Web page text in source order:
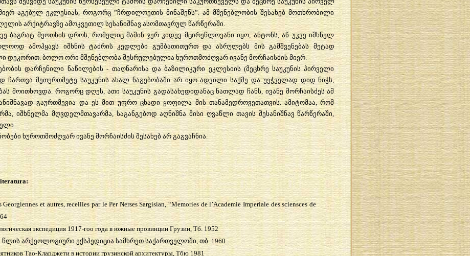
მიერ აგებულ ეკლესიას, როგორც ”ჩრდილოეთის მინაშენს”. ამ მშენებლობის შესახებ მოთხრობილი
არქიტრავზე ამოკვეთილ სესანიშნავ ასომთავრულ წარწერაში.
ბაგრატ მეოთხის დროს, რომელიც მაშინ ჯერ კიდევ მცირეწლოვანი იყო, ანტონს, აწ უკვე იშხნელ
ამოჰყავს იშხნის ტაძრის კედლები გუმბათითურთ და ასრულებს მის გამშვენებას მეტად
დეკორით. ბოლო ორი მშენებლობა შესრულებულია ხუროთმოძღვარ ივანე მორჩაისძის მიერ.
დარჩენილი ნაწილების - თაღნარისა და ბაზილიკური ეკლესიის (მეცხრე საუკუნის პირველი
ჩართვა მეთერთმეტე საუკუნის ახალ ნაგებობაში არ იყო ადვილი საქმე და უეჭველად დიდ ნიჭს,
მოითხოვდა. როგორც დღეს, ათი საუკუნის გადასახედიდანაც ნათლად ჩანს, ივანე მორჩაისძეს ამ
გაურთმევია და ეს მით უფრო ცხადი ყოფილა მის თანამედროვეთათვის. ამიტომაა, რომ
იშხნელმა მღვდელმთავარმა, საგანგებოდ აღნიშნა მისი ღვაწლი თავის შესანიშნავ წარწერაში,
ხუროთმოძღვარ ივანე მორჩაისძის შესახებ არ გაგვაჩნია.
et autres, recellies par le Per Nerses Sargisian, “Memories de l’Academie Imperiale des sciensces de
экспедиция 1917-гоо года в южные провинции Грузии, Тб. 1952
წლის არქეოლოგიური ექსპედიცია სამხრეთ საქართველოში, თბ. 1960
Тао-Кларджети в истории грузинской архитектуры, Тбю 1981